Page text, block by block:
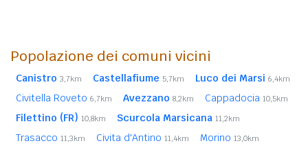
Popolazione dei comuni vicini
Canistro 3,7km Castellafiume 5,7km Luco dei Marsi 6,4km
Civitella Roveto 6,7km Avezzano 8,2km Cappadocia 10,5km
Filettino (FR) 10,8km Scurcola Marsicana 11,2km
Trasacco 11,3km Civita d'Antino 11,4km Morino 13,0km